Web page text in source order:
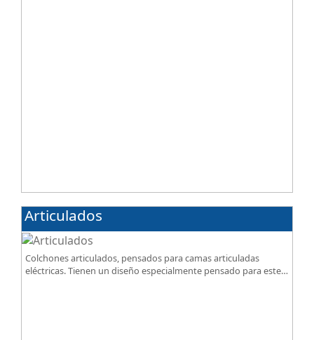
Articulados
Colchones articulados, pensados para camas articuladas
eléctricas. Tienen un diseño especialmente pensado para este